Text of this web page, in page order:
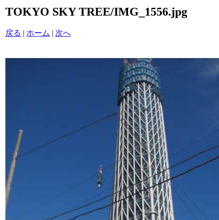
TOKYO SKY TREE/IMG_1556.jpg
戻る | ホーム | 次へ